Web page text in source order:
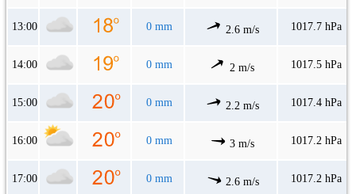
13:00 0 mm 2.6 m/s 1017.7 hPa
14:00 0 mm 2 m/s 1017.5 hPa
15:00 0 mm 2.2 m/s 1017.4 hPa
16:00 0 mm 3 m/s 1017.2 hPa
17:00 0 mm 2.6 m/s 1017.2 hPa